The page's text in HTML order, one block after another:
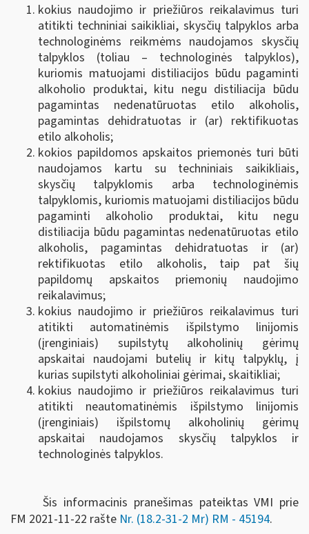
kokius naudojimo ir priežiūros reikalavimus turi
atitikti techniniai saikikliai, skysčių talpyklos arba
technologinėms reikmėms naudojamos skysčių
talpyklos (toliau – technologinės talpyklos),
kuriomis matuojami distiliacijos būdu pagaminti
alkoholio produktai, kitu negu distiliacija būdu
pagamintas nedenatūruotas etilo alkoholis,
pagamintas dehidratuotas ir (ar) rektifikuotas
etilo alkoholis;
kokios papildomos apskaitos priemonės turi būti
naudojamos kartu su techniniais saikikliais,
skysčių talpyklomis arba technologinėmis
talpyklomis, kuriomis matuojami distiliacijos būdu
pagaminti alkoholio produktai, kitu negu
distiliacija būdu pagamintas nedenatūruotas etilo
alkoholis, pagamintas dehidratuotas ir (ar)
rektifikuotas etilo alkoholis, taip pat šių
papildomų apskaitos priemonių naudojimo
reikalavimus;
kokius naudojimo ir priežiūros reikalavimus turi
atitikti automatinėmis išpilstymo linijomis
(įrenginiais) supilstytų alkoholinių gėrimų
apskaitai naudojami butelių ir kitų talpyklų, į
kurias supilstyti alkoholiniai gėrimai, skaitikliai;
kokius naudojimo ir priežiūros reikalavimus turi
atitikti neautomatinėmis išpilstymo linijomis
(įrenginiais) išpilstomų alkoholinių gėrimų
apskaitai naudojamos skysčių talpyklos ir
technologinės talpyklos.
Šis informacinis pranešimas pateiktas VMI prie
FM 2021-11-22 rašte Nr. (18.2-31-2 Mr) RM - 45194.